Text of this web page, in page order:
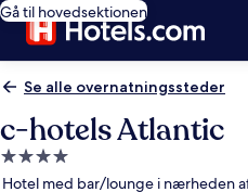
Gå til hovedsektionen
Se alle overnatningssteder
c-hotels Atlantic
4.0-
stjernet
Hotel med bar/lounge i nærheden